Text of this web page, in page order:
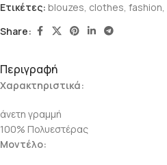
Ετικέτες: blouzes, clothes, fashion,
Share:
Περιγραφή
Χαρακτηριστικά:
άνετη γραμμή
100% Πολυεστέρας
Μοντέλο: